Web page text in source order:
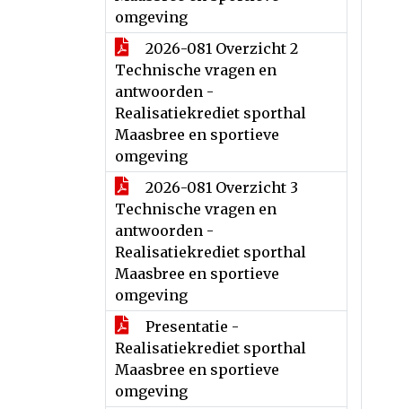
omgeving
2026-081 Overzicht 2
Technische vragen en
antwoorden -
Realisatiekrediet sporthal
Maasbree en sportieve
omgeving
2026-081 Overzicht 3
Technische vragen en
antwoorden -
Realisatiekrediet sporthal
Maasbree en sportieve
omgeving
Presentatie -
Realisatiekrediet sporthal
Maasbree en sportieve
omgeving